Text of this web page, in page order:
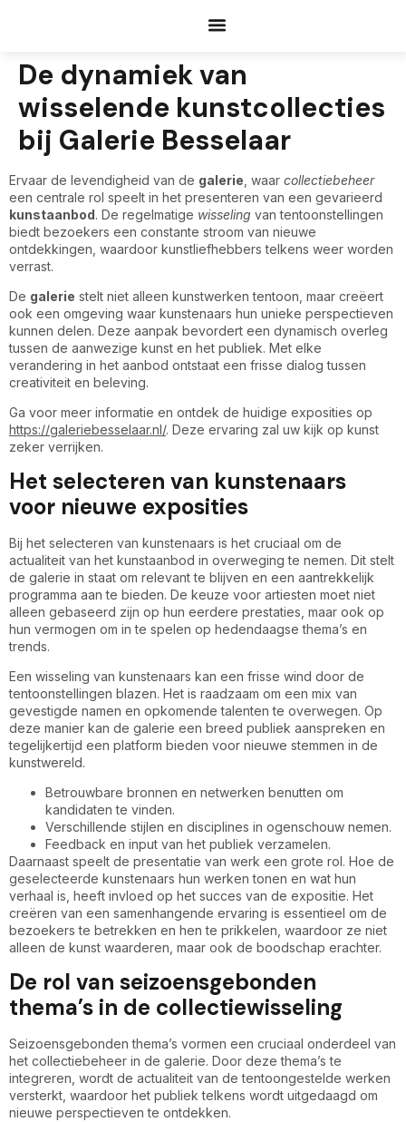
De dynamiek van
wisselende kunstcollecties
bij Galerie Besselaar
Ervaar de levendigheid van de galerie , waar collectiebeheer
een centrale rol speelt in het presenteren van een gevarieerd
kunstaanbod. De regelmatige wisseling van tentoonstellingen
biedt bezoekers een constante stroom van nieuwe
ontdekkingen, waardoor kunstliefhebbers telkens weer worden
verrast.
De galerie stelt niet alleen kunstwerken tentoon, maar creëert
ook een omgeving waar kunstenaars hun unieke perspectieven
kunnen delen. Deze aanpak bevordert een dynamisch overleg
tussen de aanwezige kunst en het publiek. Met elke
verandering in het aanbod ontstaat een frisse dialog tussen
creativiteit en beleving.
Ga voor meer informatie en ontdek de huidige exposities op
https://galeriebesselaar.nl/. Deze ervaring zal uw kijk op kunst
zeker verrijken.
Het selecteren van kunstenaars
voor nieuwe exposities
Bij het selecteren van kunstenaars is het cruciaal om de
actualiteit van het kunstaanbod in overweging te nemen. Dit stelt
de galerie in staat om relevant te blijven en een aantrekkelijk
programma aan te bieden. De keuze voor artiesten moet niet
alleen gebaseerd zijn op hun eerdere prestaties, maar ook op
hun vermogen om in te spelen op hedendaagse thema’s en
trends.
Een wisseling van kunstenaars kan een frisse wind door de
tentoonstellingen blazen. Het is raadzaam om een mix van
gevestigde namen en opkomende talenten te overwegen. Op
deze manier kan de galerie een breed publiek aanspreken en
tegelijkertijd een platform bieden voor nieuwe stemmen in de
kunstwereld.
Betrouwbare bronnen en netwerken benutten om
kandidaten te vinden.
Verschillende stijlen en disciplines in ogenschouw nemen.
Feedback en input van het publiek verzamelen.
Daarnaast speelt de presentatie van werk een grote rol. Hoe de
geselecteerde kunstenaars hun werken tonen en wat hun
verhaal is, heeft invloed op het succes van de expositie. Het
creëren van een samenhangende ervaring is essentieel om de
bezoekers te betrekken en hen te prikkelen, waardoor ze niet
alleen de kunst waarderen, maar ook de boodschap erachter.
De rol van seizoensgebonden
thema’s in de collectiewisseling
Seizoensgebonden thema’s vormen een cruciaal onderdeel van
het collectiebeheer in de galerie. Door deze thema’s te
integreren, wordt de actualiteit van de tentoongestelde werken
versterkt, waardoor het publiek telkens wordt uitgedaagd om
nieuwe perspectieven te ontdekken.